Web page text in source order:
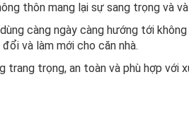
thôn mang lại sự sang trọng và
càng ngày càng hướng tới
và làm mới cho căn nhà.
trọng, an toàn và phù hợp với